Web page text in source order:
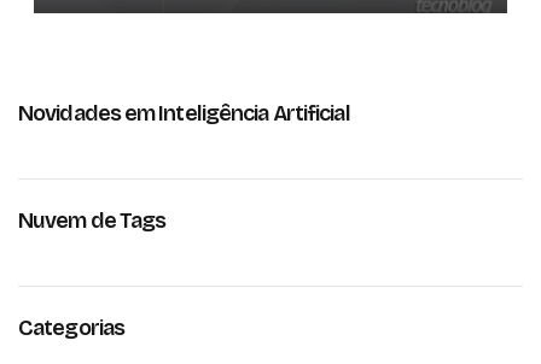
Novidades em Inteligência Artificial
Nuvem de Tags
Categorias